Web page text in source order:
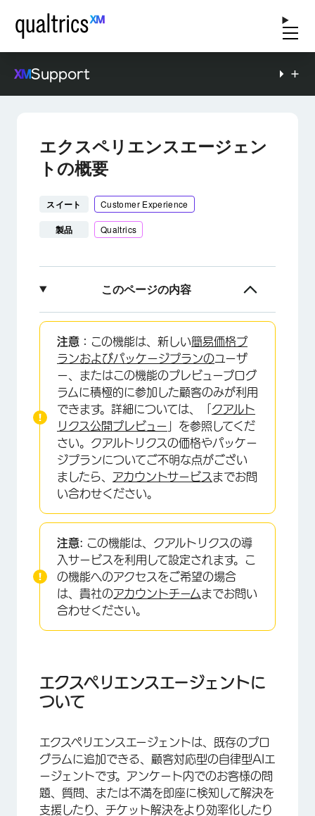
Support
エクスペリエンスエージェン
トの概要
スイート Customer Experience
製品 Qualtrics
このページの内容
エクスペリエンスエージェントについて
エージェントスタジオ
アンケートエクスペリエンスエージェント
チケットエクスペリエンスエージェント
注意： この機能は、新しい簡易価格プ
ランおよびパッケージプランのユーザ
ー、またはこの機能のプレビュープログ
ラムに積極的に参加した顧客のみが利用
できます。詳細については、「 クアルト
リクス公開プレビュー 」を参照してくだ
さい。クアルトリクスの価格やパッケー
ジプランについてご不明な点がござい
ましたら、 アカウントサービス までお問
い合わせください。
注意: この機能は、クアルトリクスの導
入サービスを利用して設定されます。こ
の機能へのアクセスをご希望の場合
は、貴社のアカウントチームまでお問い
合わせください。
エクスペリエンスエージェントに
ついて
エクスペリエンスエージェントは、既存のプロ
グラムに追加できる、顧客対応型の自律型AIエ
ージェントです。アンケート内でのお客様の問
題、質問、または不満を即座に検知して解決を
支援したり、チケット解決をより効率化したり